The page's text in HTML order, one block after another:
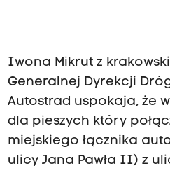
Iwona Mikrut z
Generalnej Dyrekcji
Autostrad uspokaja, że
dla pieszych który
miejskiego łącznika
ulicy Jana Pawła II) z